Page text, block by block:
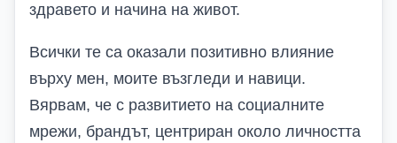
здравето и начина на живот.
Всички те са оказали позитивно влияние
върху мен, моите възгледи и навици.
Вярвам, че с развитието на социалните
мрежи, брандът, центриран около личността